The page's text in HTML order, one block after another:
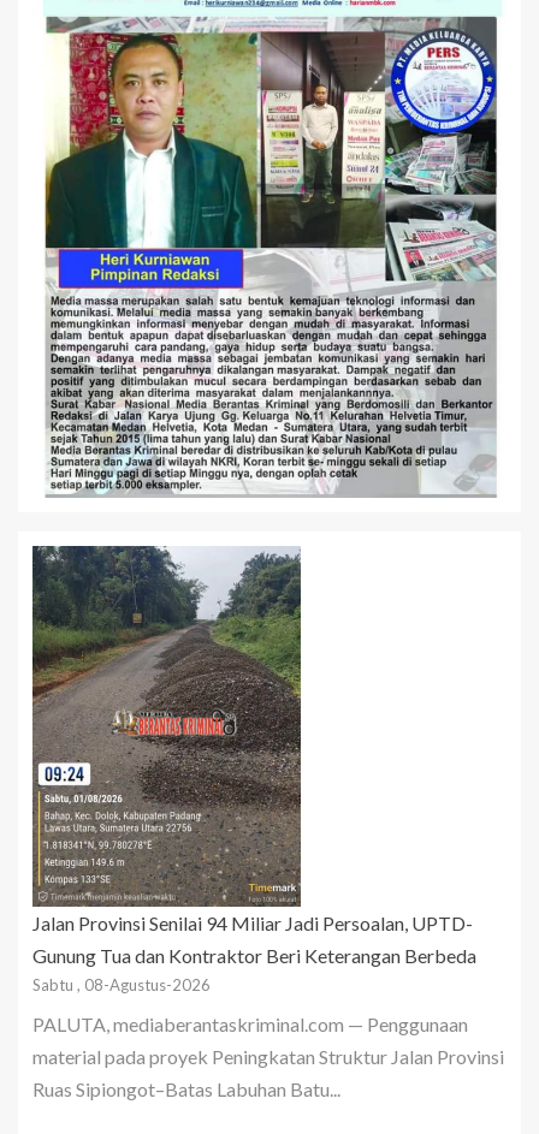
Jalan Provinsi Senilai 94 Miliar Jadi Persoalan, UPTD-
Gunung Tua dan Kontraktor Beri Keterangan Berbeda
Sabtu , 08-Agustus-2026
PALUTA, mediaberantaskriminal.com — Penggunaan
material pada proyek Peningkatan Struktur Jalan Provinsi
Ruas Sipiongot–Batas Labuhan Batu...